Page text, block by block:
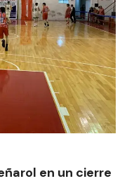
en un cierre